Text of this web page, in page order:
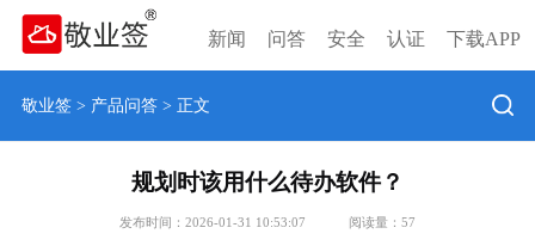
新闻 问答 安全 认证 下载APP
敬业签> 产品问答> 正文
规划时该用什么待办软件？
发布时间：2026-01-31 10:53:07 阅读量： 57